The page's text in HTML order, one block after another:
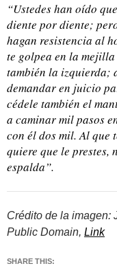
“Ustedes han oído
diente por diente;
hagan resistencia al
te golpea en la
también la izquierda;
demandar en juicio
cédele también el
a caminar mil pasos
con él dos mil. Al que
quiere que le prestes,
espalda”.
Crédito de la imagen:
Public Domain, Link
SHARE THIS: